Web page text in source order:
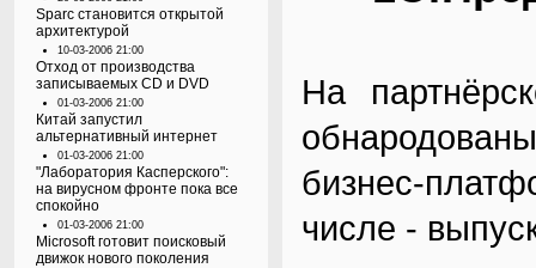
Sparc становится открытой
архитектурой
10-03-2006 21:00
Отход от производства
записываемых CD и DVD
01-03-2006 21:00
Китай запустил
альтернативный интернет
01-03-2006 21:00
"Лаборатория Касперского":
на вирусном фронте пока все
спокойно
01-03-2006 21:00
Microsoft готовит поисковый
движок нового поколения
На
бизнес-
числе -